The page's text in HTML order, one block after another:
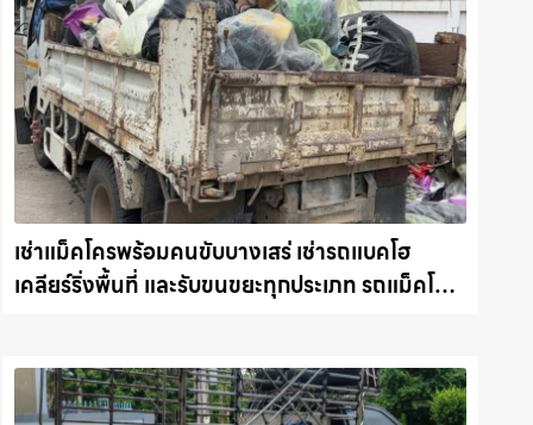
เช่าแม็คโครพร้อมคนขับบางเสร่ เช่ารถแบคโฮ
เคลียร์ริ่งพื้นที่ และรับขนขยะทุกประเภท รถแม็คโคร